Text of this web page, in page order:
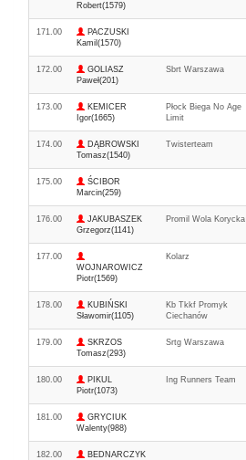
Robert(1579)
171.00
PACZUSKI
Kamil(1570)
172.00
GOLIASZ
Paweł(201)
Sbrt Warszawa
173.00
KEMICER
Igor(1665)
Płock Biega No Age
Limit
174.00
DĄBROWSKI
Tomasz(1540)
Twisterteam
175.00
ŚCIBOR
Marcin(259)
176.00
JAKUBASZEK
Grzegorz(1141)
Promil Wola Korycka
177.00
WOJNAROWICZ
Piotr(1569)
Kolarz
178.00
KUBIŃSKI
Sławomir(1105)
Kb Tkkf Promyk
Ciechanów
179.00
SKRZOS
Tomasz(293)
Srtg Warszawa
180.00
PIKUL
Piotr(1073)
Ing Runners Team
181.00
GRYCIUK
Walenty(988)
182.00
BEDNARCZYK